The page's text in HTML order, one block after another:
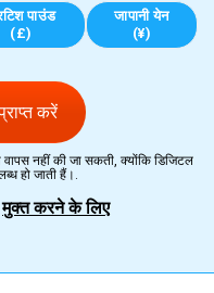
पाउंड
(£)
जापानी येन
(¥)
करें
नहीं की जा सकती, क्योंकि डिजिटल
हो जाती हैं।.
मुक्त करने के लिए